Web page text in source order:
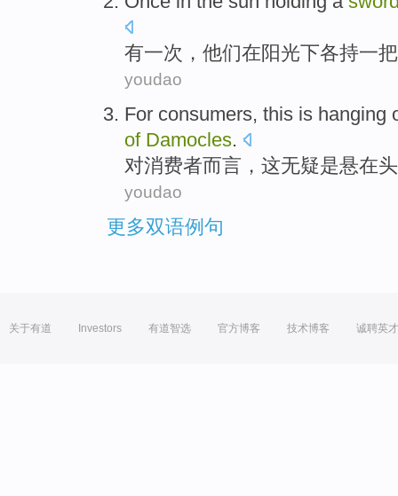
有一次 ，他们在阳光下各持一
youdao
For consumers, this is hanging
of Damocles.
对消费者而言 ， 这无疑是悬在
youdao
更多双语例句
关于有道 Investors 有道智选 官方博客 技术博客 诚聘英才